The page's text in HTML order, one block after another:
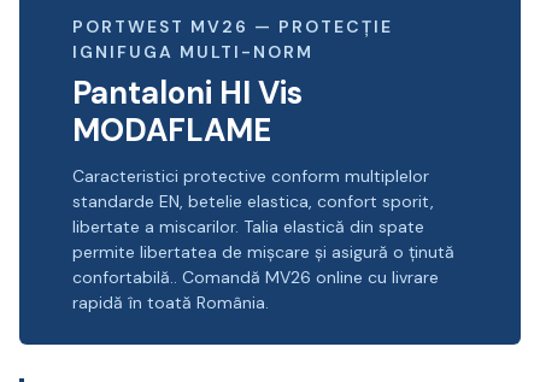
PORTWEST MV26 — PROTECȚIE
IGNIFUGA MULTI-NORM
Pantaloni HI Vis
MODAFLAME
Caracteristici protective conform multiplelor
standarde EN, betelie elastica, confort sporit,
libertate a miscarilor. Talia elastică din spate
permite libertatea de mișcare și asigură o ținută
confortabilă.. Comandă MV26 online cu livrare
rapidă în toată România.